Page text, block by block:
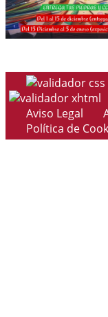
Aviso Legal
Política de